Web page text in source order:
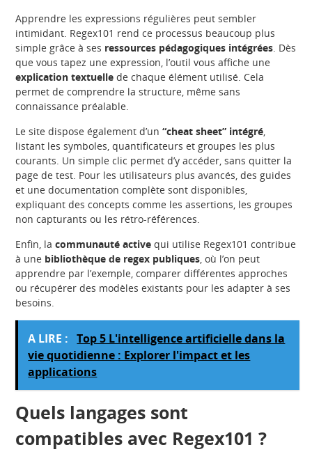
Apprendre les expressions régulières peut sembler
intimidant. Regex101 rend ce processus beaucoup plus
simple grâce à ses ressources pédagogiques intégrées . Dès
que vous tapez une expression, l’outil vous affiche une
explication textuelle de chaque élément utilisé. Cela
permet de comprendre la structure, même sans
connaissance préalable.
Le site dispose également d’un“cheat sheet” intégré
listant les symboles, quantificateurs et groupes les plus
courants. Un simple clic permet d’y accéder, sans quitter la
page de test. Pour les utilisateurs plus avancés, des guides
et une documentation complète sont disponibles,
expliquant des concepts comme les assertions, les groupes
non capturants ou les rétro-références.
Enfin, lacommunauté active qui utilise Regex101 contribue
à une bibliothèque de regex publiques , où l’on peut
apprendre par l’exemple, comparer différentes approches
ou récupérer des modèles existants pour les adapter à ses
besoins.
A LIRE :
Top 5 L'intelligence artificielle dans la
vie quotidienne : Explorer l'impact et les
applications
Quels langages sont
compatibles avec Regex101 ?